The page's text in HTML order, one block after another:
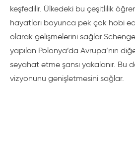
keşfedilir. Ülkedeki bu çeşitlilik
hayatları boyunca pek çok hobi
olarak gelişmelerini
yapılan Polonya’da Avrupa’nın
seyahat etme şansı yakalanır. Bu
vizyonunu genişletmesini sağlar.